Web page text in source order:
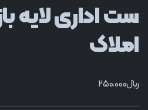
ست اداری لایه
املاک
﷼250.000